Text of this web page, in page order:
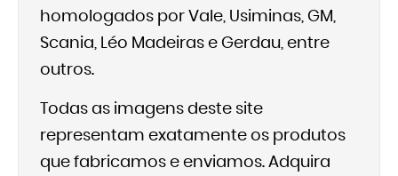
homologados por Vale, Usiminas, GM,
Scania, Léo Madeiras e Gerdau, entre
outros.
Todas as imagens deste site
representam exatamente os produtos
que fabricamos e enviamos. Adquira